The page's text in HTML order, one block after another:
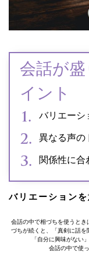
会話が
イント
バリエーシ
異なる声の
関係性に合
バリエーション
会話の中で相づちを使うと
づちが続くと、「真剣に話を
「自分に興味がない
会話の中で使